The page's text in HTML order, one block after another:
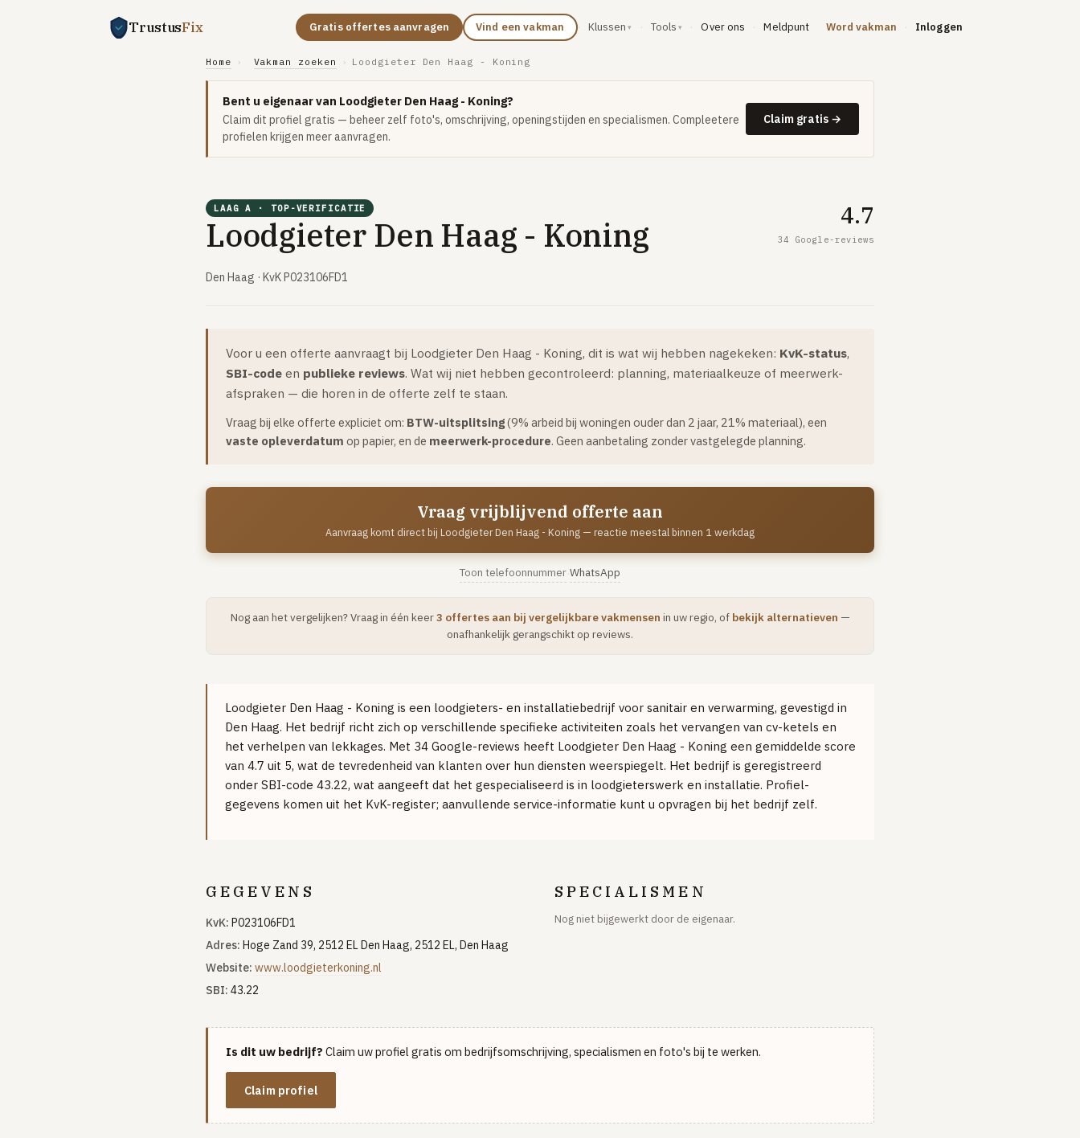
TrustusFix Gratis offertes aanvragen Vind een vakman · Klussen · Tools · Over ons · Meldpunt Word vakman · Inloggen
Home › Vakman zoeken › Loodgieter Den Haag - Koning
Bent u eigenaar van Loodgieter Den Haag - Koning?
Claim dit profiel gratis — beheer zelf foto's, omschrijving, openingstijden en specialismen. Compleetere
profielen krijgen meer aanvragen.
Claim gratis →
LAAG A · TOP-VERIFICATIE
Loodgieter Den Haag - Koning
Den Haag · KvK P023106FD1
4.7
34 Google-reviews
Voor u een offerte aanvraagt bij Loodgieter Den Haag - Koning, dit is wat wij hebben nagekeken: KvK-status,
SBI-code en publieke reviews. Wat wij niet hebben gecontroleerd: planning, materiaalkeuze of meerwerk-
afspraken — die horen in de offerte zelf te staan.
Vraag bij elke offerte expliciet om: BTW-uitsplitsing(9% arbeid bij woningen ouder dan 2 jaar, 21% materiaal), een
vaste opleverdatum op papier, en de meerwerk-procedure. Geen aanbetaling zonder vastgelegde planning.
Vraag vrijblijvend offerte aan
Aanvraag komt direct bij Loodgieter Den Haag - Koning — reactie meestal binnen 1 werkdag
Toon telefoonnummer·WhatsApp
Nog aan het vergelijken? Vraag in één keer3 offertes aan bij vergelijkbare vakmensen in uw regio, of bekijk alternatieven —
onafhankelijk gerangschikt op reviews.
Loodgieter Den Haag - Koning is een loodgieters- en installatiebedrijf voor sanitair en verwarming, gevestigd in
Den Haag. Het bedrijf richt zich op verschillende specifieke activiteiten zoals het vervangen van cv-ketels en
het verhelpen van lekkages. Met 34 Google-reviews heeft Loodgieter Den Haag - Koning een gemiddelde score
van 4.7 uit 5, wat de tevredenheid van klanten over hun diensten weerspiegelt. Het bedrijf is geregistreerd
onder SBI-code 43.22, wat aangeeft dat het gespecialiseerd is in loodgieterswerk en installatie. Profiel-
gegevens komen uit het KvK-register; aanvullende service-informatie kunt u opvragen bij het bedrijf zelf.
GEGEVENS
KvK: P023106FD1
Adres: Hoge Zand 39, 2512 EL Den Haag, 2512 EL, Den Haag
Website: www.loodgieterkoning.nl
SBI: 43.22
SPECIALISMEN
Nog niet bijgewerkt door de eigenaar.
Is dit uw bedrijf? Claim uw profiel gratis om bedrijfsomschrijving, specialismen en foto's bij te werken.
Claim profiel